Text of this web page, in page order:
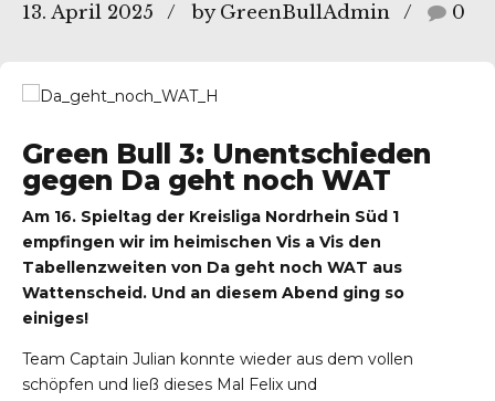
13. April 2025 by GreenBullAdmin 0
Green Bull 3: Unentschieden
gegen Da geht noch WAT
Am 16. Spieltag der Kreisliga Nordrhein Süd 1
empfingen wir im heimischen Vis a Vis den
Tabellenzweiten von Da geht noch WAT aus
Wattenscheid. Und an diesem Abend ging so
einiges!
Team Captain Julian konnte wieder aus dem vollen
schöpfen und ließ dieses Mal Felix und